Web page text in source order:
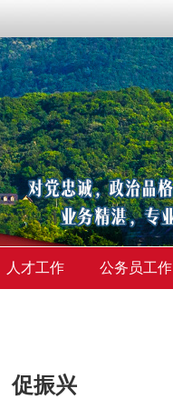
人才工作 公务员工作
促振兴